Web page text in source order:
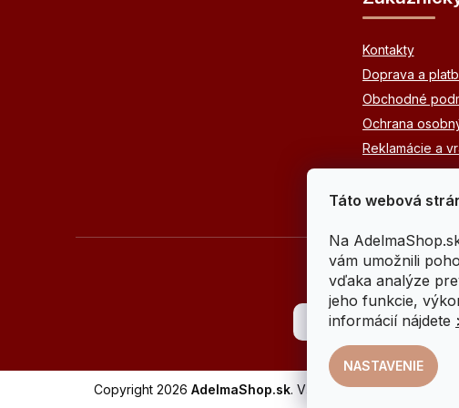
Táto webová
Na
vám umožnili
vďaka analýze
jeho funkcie,
informácií nájdete
NASTAVENIE
Kontakty
Doprava a
Obchodné
Ochrana
Reklamácie a
Copyright 2026 AdelmaShop.sk. Všetky práva vyhradené.